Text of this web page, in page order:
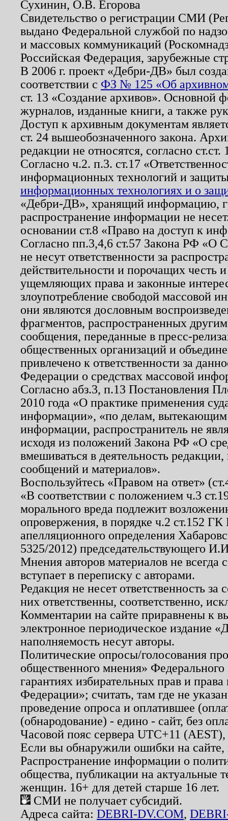
Сухинин, О.В. Егорова
Свидетельство о регистрации СМИ
выдано Федеральной службой по
и массовых коммуникаций
Российская Федерация, зарубежные
В 2006 г. проект «Дебри-ДВ» был
соответствии с ФЗ № 125 «Об
ст. 13 «Создание архивов». Основной
журналов, изданные книги, а также
Доступ к архивным документам
ст. 24 вышеобозначенного закона.
редакции не относятся, согласно
Согласно ч.2. п.3. ст.17
информационных технологий и
информационных технологиях и о
«Дебри-ДВ», хранящий информацию,
распространение информации не
основании ст.8 «Право на доступ к
Согласно пп.3,4,6 ст.57 Закона РФ «О
не несут ответственности за
действительности и порочащих честь
ущемляющих права и законные
злоупотребление свободой массовой
они являются дословным
фрагментов, распространенных
сообщения, переданные в пресс-
общественных организаций и
привлечено к ответственности за
Федерации о средствах массовой
Согласно абз.3, п.13 Постановления
2010 года «О практике применения
информации», «по делам, вытекающим
информации, распространитель не
исходя из положений Закона РФ «О
вмешиваться в деятельность
сообщений и материалов».
Воспользуйтесь «Правом на ответ»
«В соответствии с положением ч.3
морального вреда подлежит
опровержения, в порядке ч.2 ст.152
апелляционного определения
5325/2012) председательствующего
Мнения авторов материалов не
вступает в переписку с авторами.
Редакция не несет ответственность
них ответственны, соответственно,
Комментарии на сайте приравнены к
электронное периодическое издание
наполняемость несут авторы.
Политические опросы/голосования
общественного мнения»
гарантиях избирательных прав и
Федерации»; считать, там где не
проведение опроса и оплатившее
(обнародование) - едино - сайт, без
Часовой пояс сервера UTC+11
Если вы обнаружили ошибки на
Распространение информации о
общества, публикации на актуальные
женщин. 16+ для детей старше 16 лет.
СМИ не получает субсидий.
Адреса сайта: DEBRI-DV.COM,